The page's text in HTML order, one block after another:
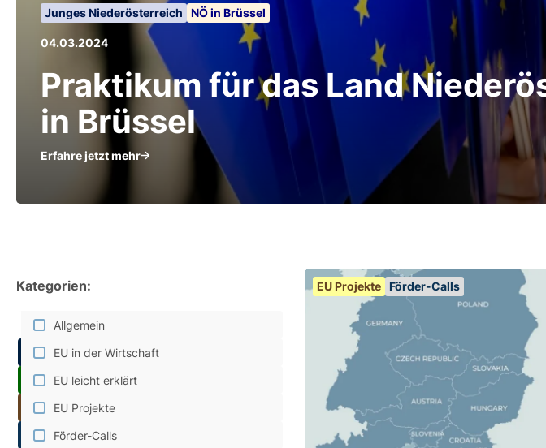
Junges Niederösterreich NÖ in Brüssel
04.03.2024
Praktikum für das Land
in Brüssel
Erfahre jetzt mehr
Kategorien:
Allgemein
EU in der Wirtschaft
EU leicht erklärt
EU Projekte
Förder-Calls
EU Projekte Förder-Calls